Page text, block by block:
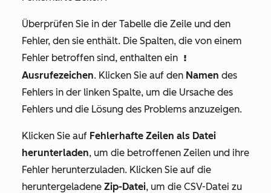
Überprüfen Sie in der Tabelle die Zeile und den
Fehler, den sie enthält. Die Spalten, die von einem
Fehler betroffen sind, enthalten ein
exclamation
Ausrufezeichen. Klicken Sie auf den Namen des
Fehlers in der linken Spalte, um die Ursache des
Fehlers und die Lösung des Problems anzuzeigen.
Klicken Sie auf Fehlerhafte Zeilen als Datei
herunterladen, um die betroffenen Zeilen und ihre
Fehler herunterzuladen. Klicken Sie auf die
heruntergeladene Zip-Datei, um die CSV-Datei zu